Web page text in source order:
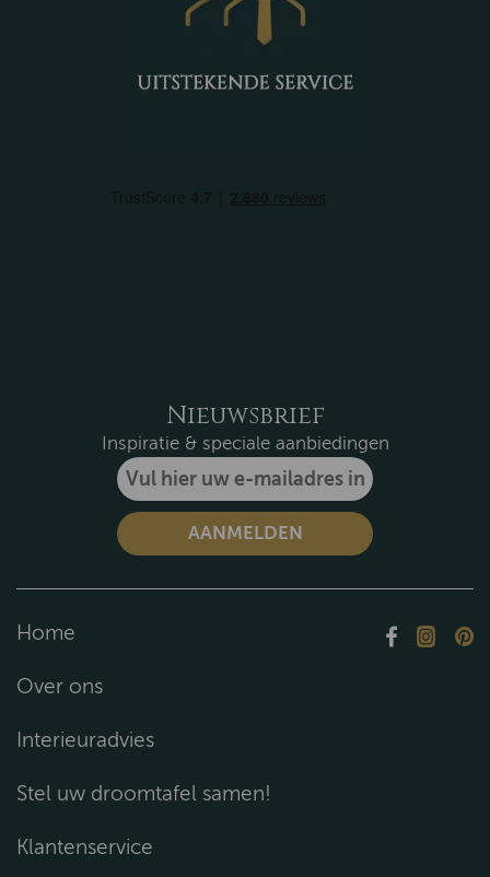
Nieuwsbrief
Inspiratie & speciale aanbiedingen
Home
Over ons
Interieuradvies
Stel uw droomtafel samen!
Klantenservice